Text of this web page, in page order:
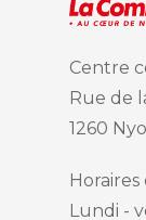
Centre
Rue de
1260
Lundi -